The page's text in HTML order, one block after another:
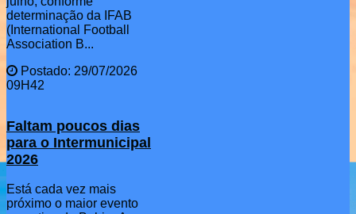
determinação da IFAB
(International Football
Association B...
Postado: 29/07/2026
09H42
Faltam poucos dias
para o Intermunicipal
2026
Está cada vez mais
próximo o maior evento